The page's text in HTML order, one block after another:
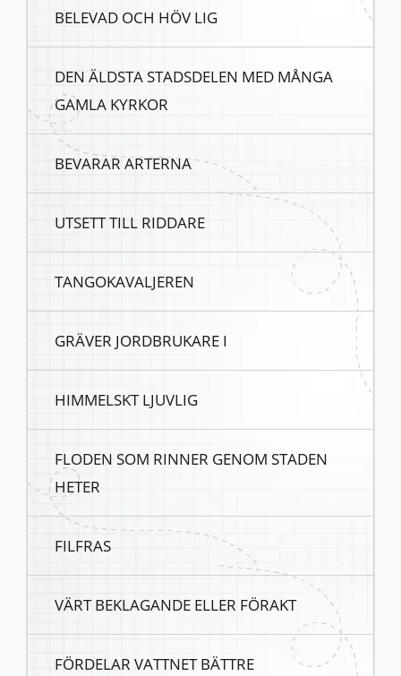
BELEVAD OCH HÖV LIG
DEN ÄLDSTA STADSDELEN MED MÅNGA
GAMLA KYRKOR
BEVARAR ARTERNA
UTSETT TILL RIDDARE
TANGOKAVALJEREN
GRÄVER JORDBRUKARE I
HIMMELSKT LJUVLIG
FLODEN SOM RINNER GENOM STADEN
HETER
FILFRAS
VÄRT BEKLAGANDE ELLER FÖRAKT
FÖRDELAR VATTNET BÄTTRE